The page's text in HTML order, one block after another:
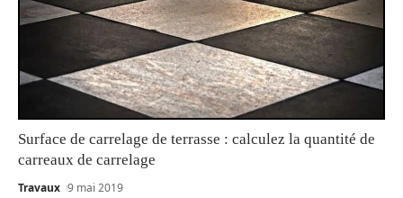
Surface de carrelage de terrasse : calculez la quantité de
carreaux de carrelage
Travaux 9 mai 2019